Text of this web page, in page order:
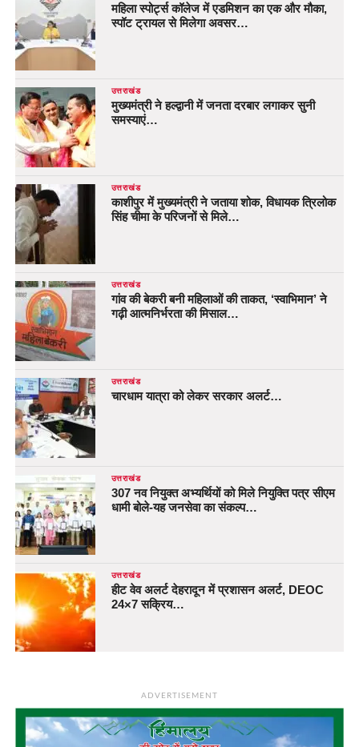
महिला स्पोर्ट्स कॉलेज में एडमिशन का एक और मौका,
स्पॉट ट्रायल से मिलेगा अवसर…
उत्तराखंड
मुख्यमंत्री ने हल्द्वानी में जनता दरबार लगाकर सुनी
समस्याएं…
उत्तराखंड
काशीपुर में मुख्यमंत्री ने जताया शोक, विधायक त्रिलोक
सिंह चीमा के परिजनों से मिले…
उत्तराखंड
गांव की बेकरी बनी महिलाओं की ताकत, ‘स्वाभिमान’ ने
गढ़ी आत्मनिर्भरता की मिसाल…
उत्तराखंड
चारधाम यात्रा को लेकर सरकार अलर्ट…
उत्तराखंड
307 नव नियुक्त अभ्यर्थियों को मिले नियुक्ति पत्र सीएम
धामी बोले-यह जनसेवा का संकल्प…
उत्तराखंड
हीट वेव अलर्ट देहरादून में प्रशासन अलर्ट, DEOC
24×7 सक्रिय…
ADVERTISEMENT